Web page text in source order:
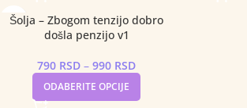
Šolja – Zbogom tenzijo dobro
došla penzijo v1
790 RSD – 990 RSD
ODABERITE OPCIJE